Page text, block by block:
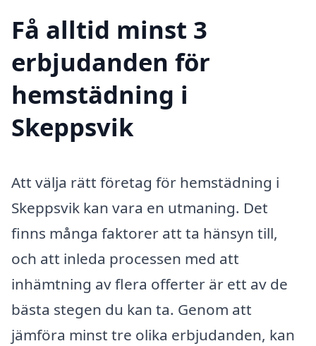
Få alltid minst 3
erbjudanden för
hemstädning i
Skeppsvik
Att välja rätt företag för hemstädning i
Skeppsvik kan vara en utmaning. Det
finns många faktorer att ta hänsyn till,
och att inleda processen med att
inhämtning av flera offerter är ett av de
bästa stegen du kan ta. Genom att
jämföra minst tre olika erbjudanden, kan